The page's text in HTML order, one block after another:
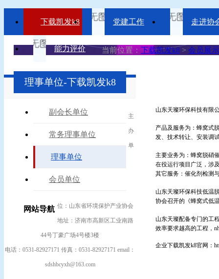
下载凯发k8 党建工作 走进协
能力评价 当前位置： 下载凯发k8 > 会员展示
理事单位-下载凯发k8
副会长单位
常务理事单位
理事单位
会员单位
山东天璨环保科技有限
产品及服务为：蜂窝式
发、技术转让、安装调
主要业务为：蜂窝脱硝
在役运行项目广泛，涉
其它服务：催化剂检测
山东天璨环保科技低温
协会召开的《蜂窝式低
山东天璨配备专门的工
效率要求越高的工程，
企业下载凯发k8官网：
网站导航
主
办
单
位：山东省环境保护产业协会
地址：济南市高新区工业南路
44号丁豪广场4号楼3楼
电话：0531-82927171 传真：0531-82927171 email：
sdshbcyxh@163.com